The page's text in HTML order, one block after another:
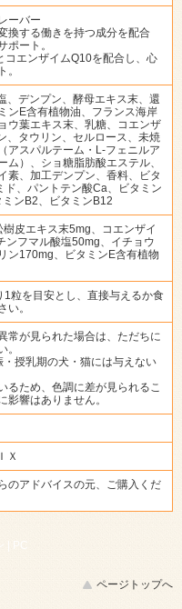
ーバー
換する働きを持つ成分を配合
ポート。
コエンザイムQ10を配合し、心
。
、デンプン、酵母エキス末、還
ンE含有植物油、フランス海岸
ウ葉エキス末、乳糖、コエンザ
、タウリン、セルロース、未焼
アスパルテーム・L-フェニルア
ム）、ショ糖脂肪酸エステル、
素、加工デンプン、香料、ビタ
ド、パントテン酸Ca、ビタミン
ンB2、ビタミンB12
皮エキス末5mg、コエンザイ
ンフマル酸塩50mg、イチョウ
ン170mg、ビタミンE含有植物
粒を目安とし、直接与えるか食
い。
常が見られた場合は、ただちに
。
・授乳期の犬・猫には与えない
るため、色調に差が見られるこ
影響はありません。
Ｘ
のアドバイスの元、ご購入くだ
| PC
ページトップへ